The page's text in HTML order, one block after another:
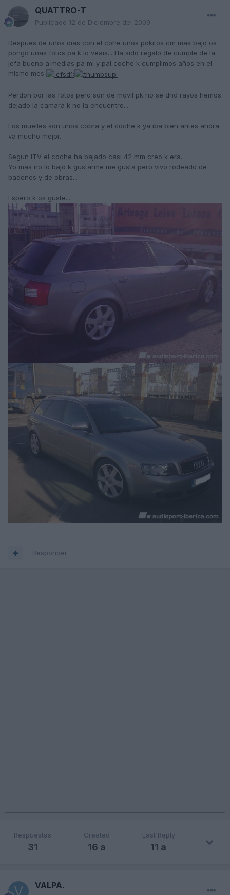
QUATTRO-T
Publicado 12 de Diciembre del 2009
Despues de unos dias con el cohe unos pokitos cm mas bajo os
pongo unas fotos pa k lo veais... Ha sido regalo de cumple de la
jefa bueno a medias pa mi y pal coche k cumplimos años en el
mismo mes
Perdon por las fotos pero son de movil pk no se dnd rayos hemos
dejado la camara k no la encuentro...
Los muelles son unos cobra y el coche k ya iba bien antes ahora
va mucho mejor.
Segun ITV el coche ha bajado casi 42 mm creo k era.
Yo mas no lo bajo k gustarme me gusta pero vivo rodeado de
badenes y de obras...
Espero k os guste....
Responder
Respuestas
31
Created
16 a
Last Reply
11 a
VALPA.